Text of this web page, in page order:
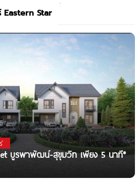
Eastern Star
บูรพาพัฒน์-สุขุมวิท เพียง 5 นาที*